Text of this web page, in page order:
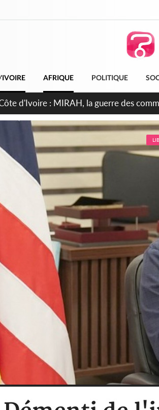
AFRIQUE POLITIQUE
d'Ivoire : Indépendance 2026,